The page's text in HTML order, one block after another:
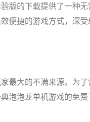
版的下载提供了一种
便捷的游戏方式，深
最大的不满来源。为
泡泡龙单机游戏的免